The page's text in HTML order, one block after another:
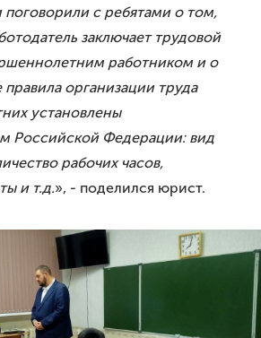
инициатива
д.3
поговорили с ребятами о том,
заключает трудовой
работником и о
организации труда
установлены
Российской Федерации: вид
рабочих часов,
и т.д.», - поделился юрист.